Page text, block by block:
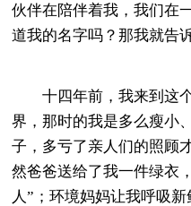
伙伴在陪伴着我，我们在
道我的名字吗？那我就告
十四年前，我来到这
界，那时的我是多么瘦小
子，多亏了亲人们的照顾
然爸爸送给了我一件绿衣
人”；环境妈妈让我呼吸